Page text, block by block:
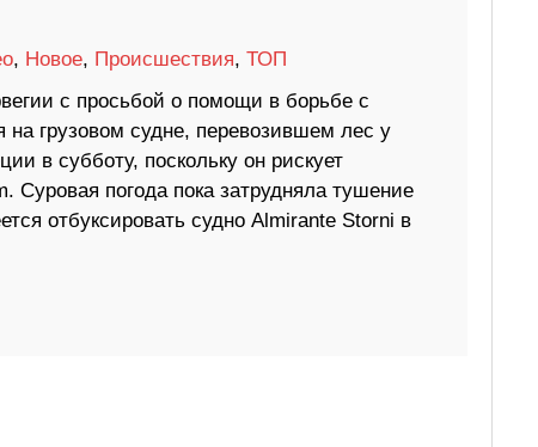
, Новое, Происшествия, ТОП
с просьбой о помощи в борьбе с
на грузовом судне, перевозившем лес у
в субботу, поскольку он рискует
Суровая погода пока затрудняла тушение
отбуксировать судно Almirante Storni в